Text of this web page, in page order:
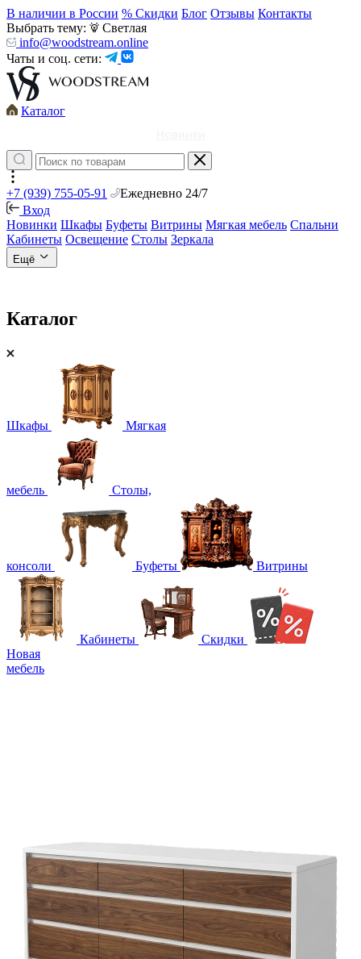
В наличии в России % Скидки Блог Отзывы Контакты
Выбрать тему:
Светлая
info@woodstream.online
Чаты и соц. сети:
Каталог
+7 (939) 755-05-91
Ежедневно 24/7
Вход
Новинки Шкафы Буфеты Витрины Мягкая мебель Спальни
Кабинеты Освещение Столы Зеркала
Ещё
Каталог
Шкафы Мягкая
мебель Столы,
консоли Буфеты Витрины
Кабинеты
Скидки
Новая
мебель